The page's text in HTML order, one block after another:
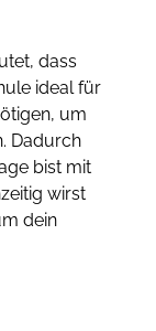
dass
ideal für
um
Dadurch
bist mit
wirst
dein